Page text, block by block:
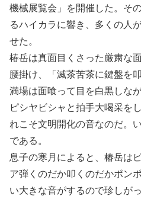
機械展覧会」を開催した。そ
るハイカラに響き、多くの人
せた。
椿岳は真面目くさった厳粛な
腰掛け、「滅茶苦茶に鍵盤を
満場は面喰って目を白黒しな
ピシヤビシャと拍手大喝采を
れこそ文明開化の音なのだ。
である。
息子の寒月によると、椿岳は
ア弾くのだか叩くのだかポン
い大きな音がするので珍しが